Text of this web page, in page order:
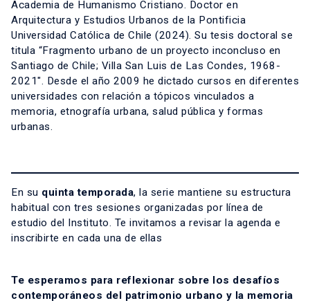
Academia de Humanismo Cristiano. Doctor en
Arquitectura y Estudios Urbanos de la Pontificia
Universidad Católica de Chile (2024). Su tesis doctoral se
titula “Fragmento urbano de un proyecto inconcluso en
Santiago de Chile; Villa San Luis de Las Condes, 1968-
2021″. Desde el año 2009 he dictado cursos en diferentes
universidades con relación a tópicos vinculados a
memoria, etnografía urbana, salud pública y formas
urbanas.
En su quinta temporada, la serie mantiene su estructura
habitual con tres sesiones organizadas por línea de
estudio del Instituto. Te invitamos a revisar la agenda e
inscribirte en cada una de ellas
Te esperamos para reflexionar sobre los desafíos
contemporáneos del patrimonio urbano y la memoria